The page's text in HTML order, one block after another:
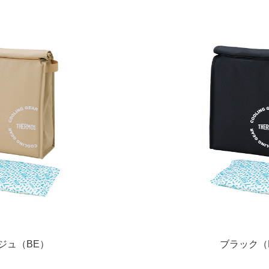
ュ（BE） ブラック